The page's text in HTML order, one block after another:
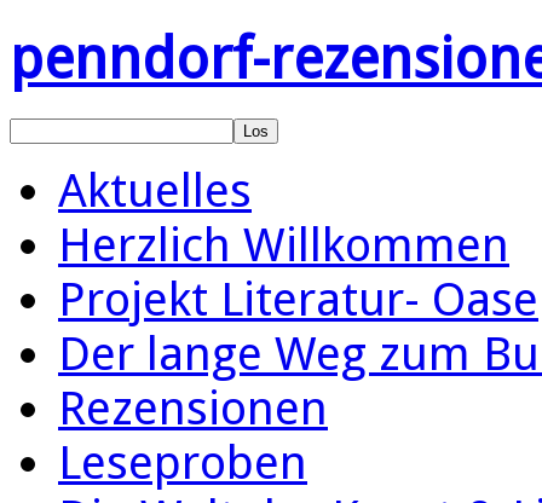
penndorf-
Aktuelles
Herzlich Willkommen
Projekt Literatur- Oase
Der lange Weg zum
Rezensionen
Leseproben